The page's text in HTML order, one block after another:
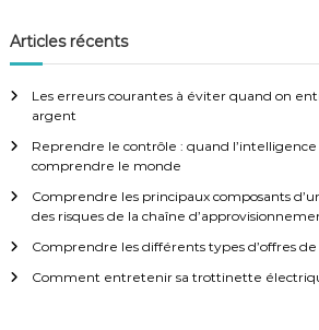
a
n
h
e
c
e
:
Articles récents
Les erreurs courantes à éviter quand on
argent
Reprendre le contrôle : quand
comprendre le monde
Comprendre les principaux composants
des risques de la chaîne
Comprendre les différents types d’offres
Comment entretenir sa trottinette